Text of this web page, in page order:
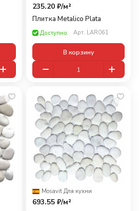
235.20 ₽/м²
Плитка Metalico Plata
Доступно Арт. LAR061
В корзину
Mosavit·Для кухни
693.55 ₽/м²